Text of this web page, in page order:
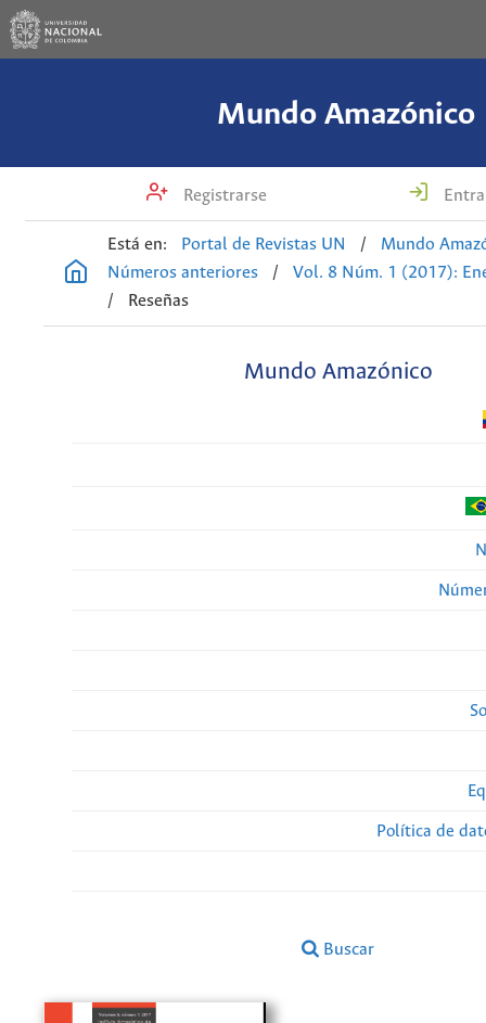
Mundo Amazónico
Registrarse
Está en: Portal de Revistas UN /
Mundo
Números anteriores
/
Vol. 8 Núm. 1 (2017):
/
Reseñas
Mundo Amazónico
Política de
Buscar